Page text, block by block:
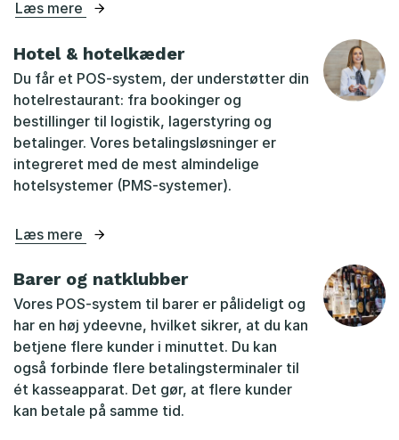
Læs mere
Hotel & hotelkæder
Du får et POS-system, der understøtter din
hotelrestaurant: fra bookinger og
bestillinger til logistik, lagerstyring og
betalinger. Vores betalingsløsninger er
integreret med de mest almindelige
hotelsystemer (PMS-systemer).
Læs mere
Barer og natklubber
Vores POS-system til barer er pålideligt og
har en høj ydeevne, hvilket sikrer, at du kan
betjene flere kunder i minuttet. Du kan
også forbinde flere betalingsterminaler til
ét kasseapparat. Det gør, at flere kunder
kan betale på samme tid.